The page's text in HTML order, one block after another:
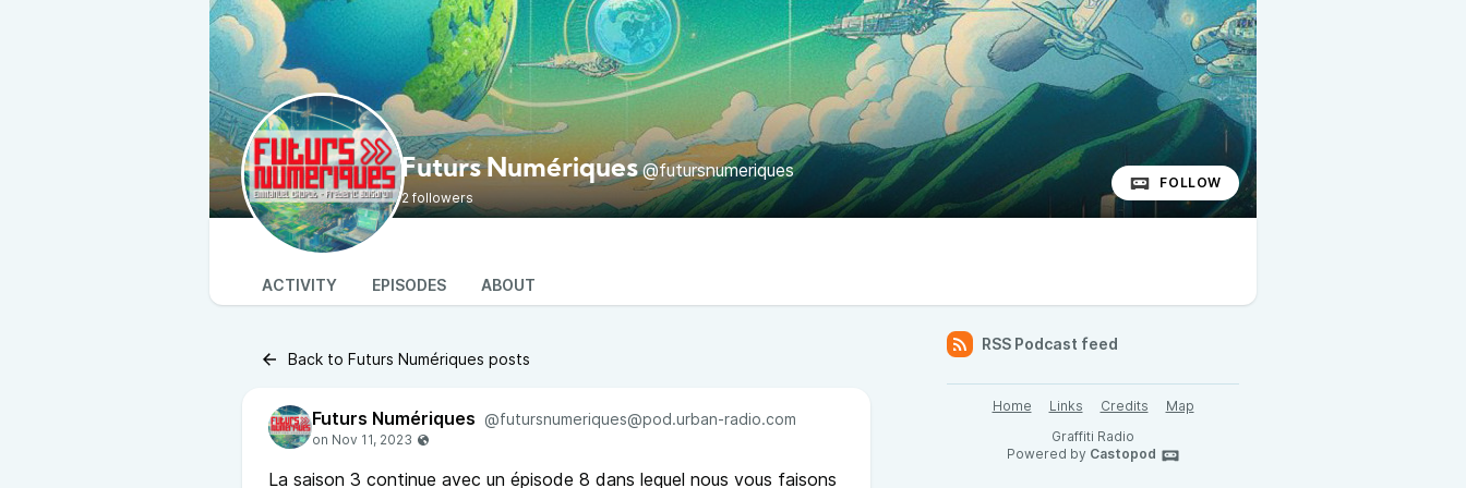
Futurs Numériques @futursnumeriques
2 followers
FOLLOW
ACTIVITY EPISODES ABOUT
Back to Futurs Numériques posts
Futurs Numériques @futursnumeriques@pod.urban-radio.com
La saison 3 continue avec un épisode 8 dans lequel nous vous faisons
RSS Podcast feed
Home Links Credits
Map
Graffiti Radio
Powered by Castopod